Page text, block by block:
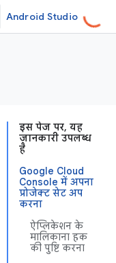
Android Studio
इस पेज पर, यह
जानकारी उपलब्ध
है
Google Cloud
Console में अपना
प्रोजेक्ट सेट अप
करना
ऐप्लिकेशन के
मालिकाना हक
की पुष्टि करना